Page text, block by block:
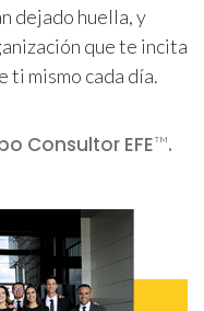
dejado huella, y
que te incita
ti mismo cada día.
Consultor EFE™.